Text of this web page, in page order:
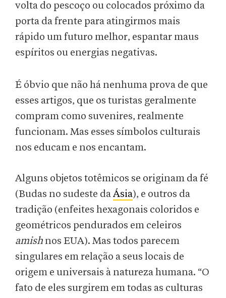
volta do pescoço ou colocados próximo da
porta da frente para atingirmos mais
rápido um futuro melhor, espantar maus
espíritos ou energias negativas.
É óbvio que não há nenhuma prova de que
esses artigos, que os turistas geralmente
compram como suvenires, realmente
funcionam. Mas esses símbolos culturais
nos educam e nos encantam.
Alguns objetos totêmicos se originam da fé
(Budas no sudeste daÁsia), e outros da
tradição (enfeites hexagonais coloridos e
geométricos pendurados em celeiros
amish nos EUA). Mas todos parecem
singulares em relação a seus locais de
origem e universais à natureza humana. “O
fato de eles surgirem em todas as culturas